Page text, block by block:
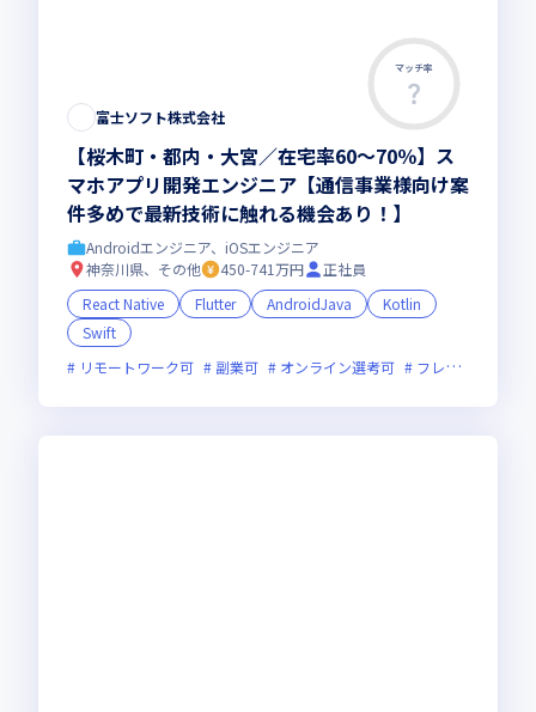
マッチ率
富士ソフト株式会社
【桜木町・都内・大宮／在宅率60～70％】ス
マホアプリ開発エンジニア【通信事業様向け案
件多めで最新技術に触れる機会あり！】
Androidエンジニア、iOSエンジニア
神奈川県、その他
450-741万円
正社員
React Native
Flutter AndroidJava
Kotlin
Swift
リモートワーク可
副業可 オンライン選考可 フレックス制度あり